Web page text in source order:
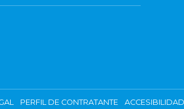
PERFIL DE CONTRATANTE ACCESIBILIDAD